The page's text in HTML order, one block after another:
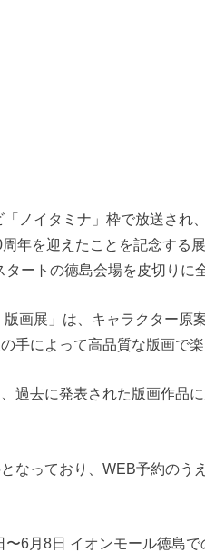
ノイタミナ」枠で放送され
年を迎えたことを記念する
ートの徳島会場を皮切りに
版画展」は、キャラクター
手によって高品質な版画で
過去に発表された版画作品
なっており、WEB予約のう
〜6月8日 イオンモール徳島